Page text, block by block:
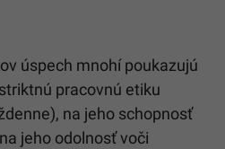
úspech mnohí poukazujú
pracovnú etiku
na jeho schopnosť
jeho odolnosť voči